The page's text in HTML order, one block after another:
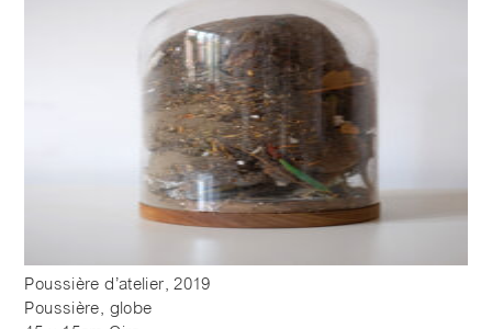
Poussière d’atelier, 2019
Poussière, globe